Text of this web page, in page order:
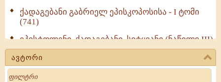
ქადაგებანი გაბრიელ ეპისკოპოსისა - I ტომი
(741)
ეპისტოლენი, ქადაგებანი, სიტყვანი (ნაწილი III)
(723)
მოძღვრის ძალზე სასარგებლო რჩევები
მრევლისათვის (545)
ავტორი
Search